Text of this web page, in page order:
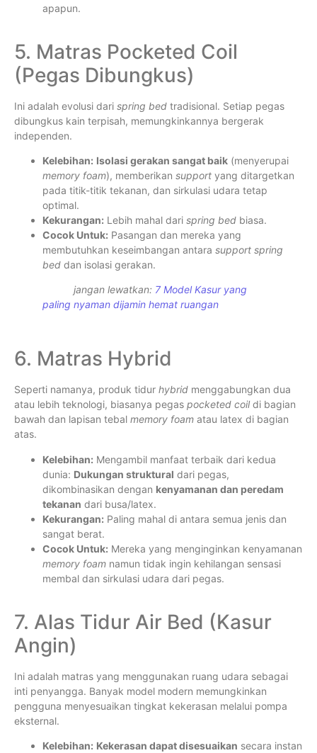
apapun.
5. Matras Pocketed Coil
(Pegas Dibungkus)
Ini adalah evolusi dari spring bed tradisional. Setiap pegas
dibungkus kain terpisah, memungkinkannya bergerak
independen.
Kelebihan: Isolasi gerakan sangat baik (menyerupai
memory foam), memberikan support yang ditargetkan
pada titik-titik tekanan, dan sirkulasi udara tetap
optimal.
Kekurangan: Lebih mahal dari spring bed biasa.
Cocok Untuk: Pasangan dan mereka yang
membutuhkan keseimbangan antara support spring
bed dan isolasi gerakan.
jangan lewatkan: 7 Model Kasur yang
paling nyaman dijamin hemat ruangan
6. Matras Hybrid
Seperti namanya, produk tidur hybrid menggabungkan dua
atau lebih teknologi, biasanya pegas pocketed coildi bagian
bawah dan lapisan tebal memory foam atau latex di bagian
atas.
Kelebihan: Mengambil manfaat terbaik dari kedua
dunia: Dukungan struktural dari pegas,
dikombinasikan dengan kenyamanan dan peredam
tekanan dari busa/latex.
Kekurangan: Paling mahal di antara semua jenis dan
sangat berat.
Cocok Untuk: Mereka yang menginginkan kenyamanan
memory foam namun tidak ingin kehilangan sensasi
membal dan sirkulasi udara dari pegas.
7. Alas Tidur Air Bed (Kasur
Angin)
Ini adalah matras yang menggunakan ruang udara sebagai
inti penyangga. Banyak model modern memungkinkan
pengguna menyesuaikan tingkat kekerasan melalui pompa
eksternal.
Kelebihan: Kekerasan dapat disesuaikan secara instan